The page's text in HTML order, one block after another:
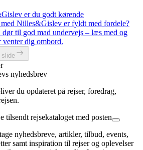
er du godt kørende
med Nilles&Gislev er fyldt med fordele?
til god mad undervejs – læs med og
dig ombord.
nyhedsbrev
du opdateret på rejser, foredrag,
tilsendt rejsekataloget med posten
nyhedsbreve, artikler, tilbud, events,
samt inspiration til rejser og oplevelser